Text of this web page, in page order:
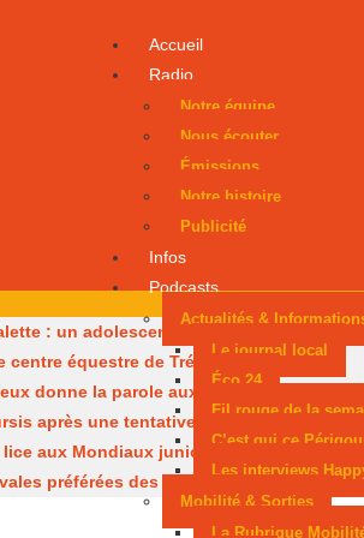
Accueil
Radio
Notre équipe
Nous écouter
Émissions
Notre histoire
Publicité
Infos
Podcasts
Actualités &
Le journal local
Éco 24
Fil rouge de la
C’est qui ce
Les interviews
Mobilité & Sorties
La Rubrique
: un adolescent évacué par
centre équestre de Trélissac autorisé à
donne la parole aux consommateurs
après une tentative d’incendie
aux Mondiaux juniors
préférées des Français